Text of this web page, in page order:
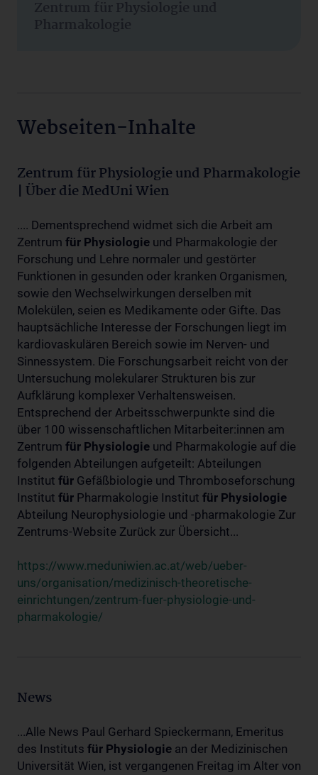
Zentrum für Physiologie und
Pharmakologie
Webseiten-Inhalte
Zentrum für Physiologie und Pharmakologie
| Über die MedUni Wien
.... Dementsprechend widmet sich die Arbeit am
Zentrum für Physiologie und Pharmakologie der
Forschung und Lehre normaler und gestörter
Funktionen in gesunden oder kranken Organismen,
sowie den Wechselwirkungen derselben mit
Molekülen, seien es Medikamente oder Gifte. Das
hauptsächliche Interesse der Forschungen liegt im
kardiovaskulären Bereich sowie im Nerven- und
Sinnessystem. Die Forschungsarbeit reicht von der
Untersuchung molekularer Strukturen bis zur
Aufklärung komplexer Verhaltensweisen.
Entsprechend der Arbeitsschwerpunkte sind die
über 100 wissenschaftlichen Mitarbeiter:innen am
Zentrum für Physiologie und Pharmakologie auf die
folgenden Abteilungen aufgeteilt: Abteilungen
Institut für Gefäßbiologie und Thromboseforschung
Institut für Pharmakologie Institut für Physiologie
Abteilung Neurophysiologie und -pharmakologie Zur
Zentrums-Website Zurück zur Übersicht...
https://www.meduniwien.ac.at/web/ueber-
uns/organisation/medizinisch-theoretische-
einrichtungen/zentrum-fuer-physiologie-und-
pharmakologie/
News
...Alle News Paul Gerhard Spieckermann, Emeritus
des Instituts für Physiologie an der Medizinischen
Universität Wien, ist vergangenen Freitag im Alter von